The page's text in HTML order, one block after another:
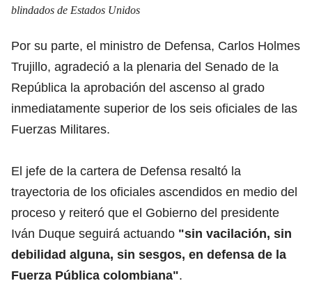
blindados de Estados Unidos
Por su parte, el ministro de Defensa, Carlos Holmes
Trujillo, agradeció a la plenaria del Senado de la
República la aprobación del ascenso al grado
inmediatamente superior de los seis oficiales de las
Fuerzas Militares.
El jefe de la cartera de Defensa resaltó la
trayectoria de los oficiales ascendidos en medio del
proceso y reiteró que el Gobierno del presidente
Iván Duque seguirá actuando "sin vacilación, sin
debilidad alguna, sin sesgos, en defensa de la
Fuerza Pública colombiana".